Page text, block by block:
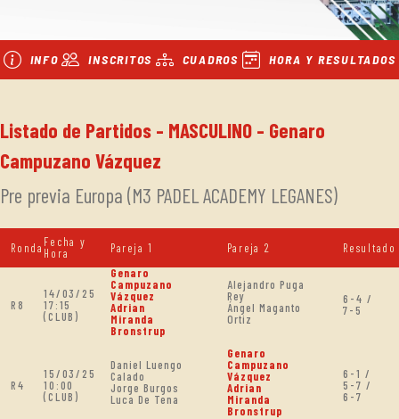
INFO INSCRITOS CUADROS HORA Y RESULTADOS
Listado de Partidos - MASCULINO - Genaro
Campuzano Vázquez
Pre previa Europa (M3 PADEL ACADEMY LEGANES)
Ronda Fecha y
Hora
Pareja 1 Pareja 2 Resultado
R8
14/03/25
17:15
(CLUB)
Genaro
Campuzano
Vázquez
Adrian
Miranda
Bronstrup
Alejandro Puga
Rey
Ángel Maganto
Ortiz
6-4 /
7-5
R4
15/03/25
10:00
(CLUB)
Daniel Luengo
Calado
Jorge Burgos
Luca De Tena
Genaro
Campuzano
Vázquez
Adrian
Miranda
Bronstrup
6-1 /
5-7 /
6-7